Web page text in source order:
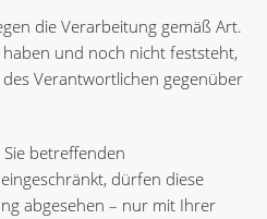
die Verarbeitung gemäß Art.
haben und noch nicht feststeht,
Verantwortlichen gegenüber
betreffenden
dürfen diese
abgesehen – nur mit Ihrer